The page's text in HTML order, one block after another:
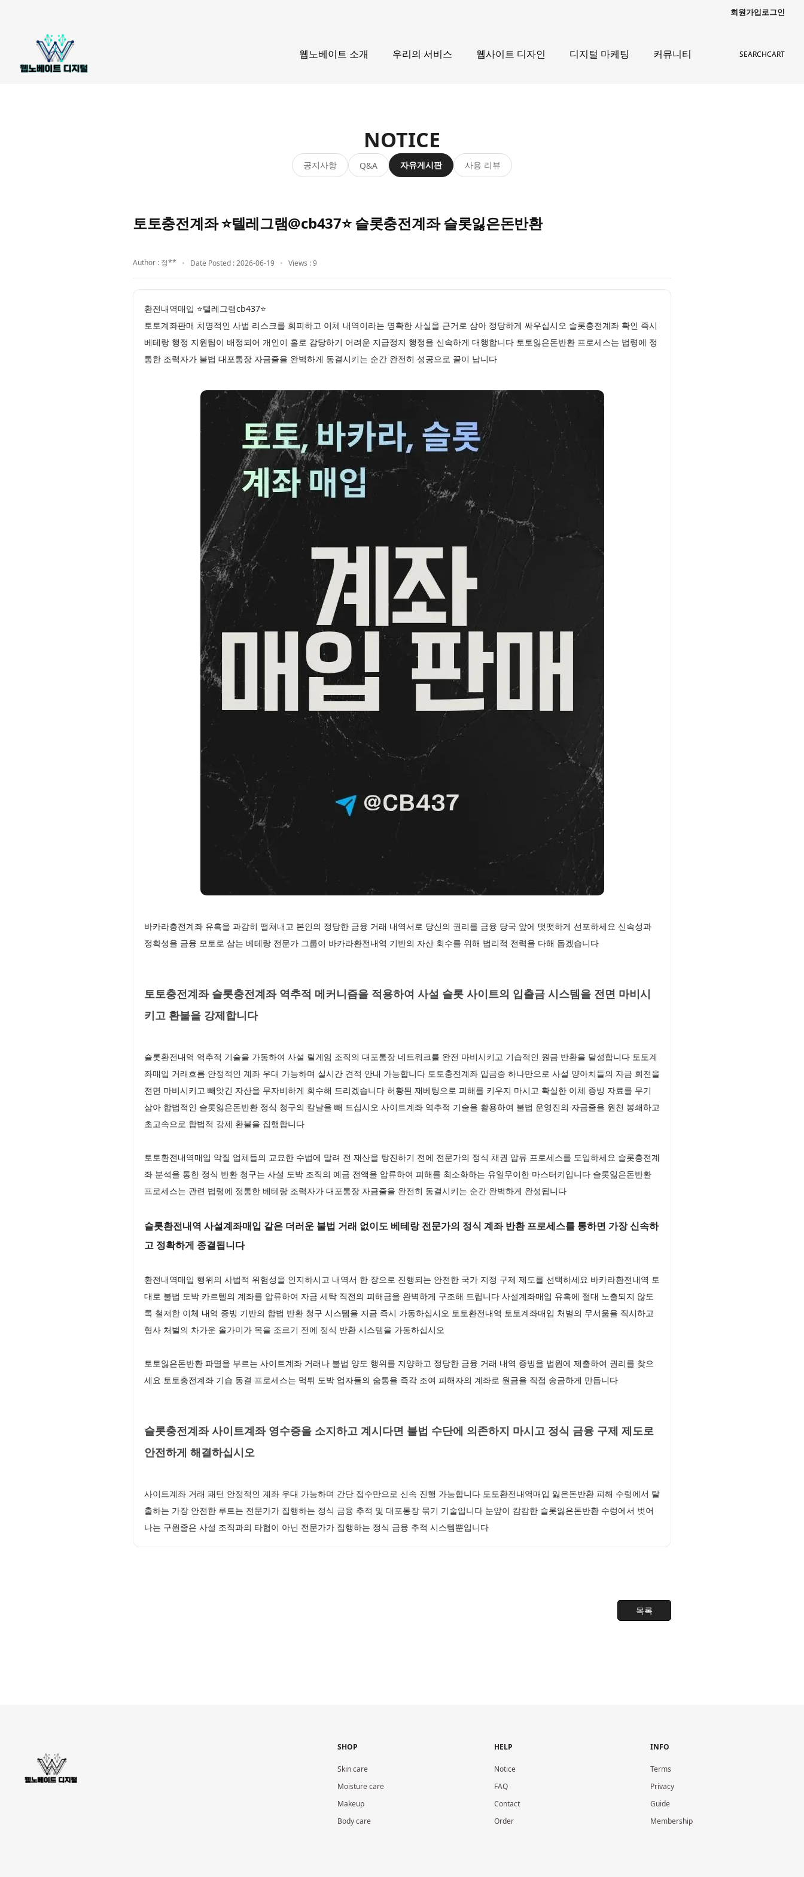
회원가입로그인
웹노베이트 소개 우리의 서비스 웹사이트 디자인 디지털 마케팅 커뮤니티 SEARCHCART
NOTICE
공지사항 Q&A 자유게시판 사용 리뷰
토토충전계좌 ⭐텔레그램@cb437⭐ 슬롯충전계좌 슬롯잃은돈반환
Author : 정** Date Posted : 2026-06-19 Views : 9
환전내역매입 ⭐텔레그램cb437⭐
토토계좌판매 치명적인 사법 리스크를 회피하고 이체 내역이라는 명확한 사실을 근거로 삼아 정당하게 싸우십시오 슬롯충전계좌 확인 즉시
베테랑 행정 지원팀이 배정되어 개인이 홀로 감당하기 어려운 지급정지 행정을 신속하게 대행합니다 토토잃은돈반환 프로세스는 법령에 정
통한 조력자가 불법 대포통장 자금줄을 완벽하게 동결시키는 순간 완전히 성공으로 끝이 납니다
바카라충전계좌 유혹을 과감히 떨쳐내고 본인의 정당한 금융 거래 내역서로 당신의 권리를 금융 당국 앞에 떳떳하게 선포하세요 신속성과
정확성을 금융 모토로 삼는 베테랑 전문가 그룹이 바카라환전내역 기반의 자산 회수를 위해 법리적 전력을 다해 돕겠습니다
토토충전계좌 슬롯충전계좌 역추적 메커니즘을 적용하여 사설 슬롯 사이트의 입출금 시스템을 전면 마비시
키고 환불을 강제합니다
슬롯환전내역 역추적 기술을 가동하여 사설 릴게임 조직의 대포통장 네트워크를 완전 마비시키고 기습적인 원금 반환을 달성합니다 토토계
좌매입 거래흐름 안정적인 계좌 우대 가능하며 실시간 견적 안내 가능합니다 토토충전계좌 입금증 하나만으로 사설 양아치들의 자금 회전을
전면 마비시키고 빼앗긴 자산을 무자비하게 회수해 드리겠습니다 허황된 재베팅으로 피해를 키우지 마시고 확실한 이체 증빙 자료를 무기
삼아 합법적인 슬롯잃은돈반환 정식 청구의 칼날을 빼 드십시오 사이트계좌 역추적 기술을 활용하여 불법 운영진의 자금줄을 원천 봉쇄하고
초고속으로 합법적 강제 환불을 집행합니다
토토환전내역매입 악질 업체들의 교묘한 수법에 말려 전 재산을 탕진하기 전에 전문가의 정식 채권 압류 프로세스를 도입하세요 슬롯충전계
좌 분석을 통한 정식 반환 청구는 사설 도박 조직의 예금 전액을 압류하여 피해를 최소화하는 유일무이한 마스터키입니다 슬롯잃은돈반환
프로세스는 관련 법령에 정통한 베테랑 조력자가 대포통장 자금줄을 완전히 동결시키는 순간 완벽하게 완성됩니다
슬롯환전내역 사설계좌매입 같은 더러운 불법 거래 없이도 베테랑 전문가의 정식 계좌 반환 프로세스를 통하면 가장 신속하
고 정확하게 종결됩니다
환전내역매입 행위의 사법적 위험성을 인지하시고 내역서 한 장으로 진행되는 안전한 국가 지정 구제 제도를 선택하세요 바카라환전내역 토
대로 불법 도박 카르텔의 계좌를 압류하여 자금 세탁 직전의 피해금을 완벽하게 구조해 드립니다 사설계좌매입 유혹에 절대 노출되지 않도
록 철저한 이체 내역 증빙 기반의 합법 반환 청구 시스템을 지금 즉시 가동하십시오 토토환전내역 토토계좌매입 처벌의 무서움을 직시하고
형사 처벌의 차가운 올가미가 목을 조르기 전에 정식 반환 시스템을 가동하십시오
토토잃은돈반환 파멸을 부르는 사이트계좌 거래나 불법 양도 행위를 지양하고 정당한 금융 거래 내역 증빙을 법원에 제출하여 권리를 찾으
세요 토토충전계좌 기습 동결 프로세스는 먹튀 도박 업자들의 숨통을 즉각 조여 피해자의 계좌로 원금을 직접 송금하게 만듭니다
슬롯충전계좌 사이트계좌 영수증을 소지하고 계시다면 불법 수단에 의존하지 마시고 정식 금융 구제 제도로
안전하게 해결하십시오
사이트계좌 거래 패턴 안정적인 계좌 우대 가능하며 간단 접수만으로 신속 진행 가능합니다 토토환전내역매입 잃은돈반환 피해 수렁에서 탈
출하는 가장 안전한 루트는 전문가가 집행하는 정식 금융 추적 및 대포통장 묶기 기술입니다 눈앞이 캄캄한 슬롯잃은돈반환 수렁에서 벗어
나는 구원줄은 사설 조직과의 타협이 아닌 전문가가 집행하는 정식 금융 추적 시스템뿐입니다
목록
SHOP
Skin care
Moisture care
Makeup
Body care
HELP
Notice
FAQ
Contact
Order
INFO
Terms
Privacy
Guide
Membership